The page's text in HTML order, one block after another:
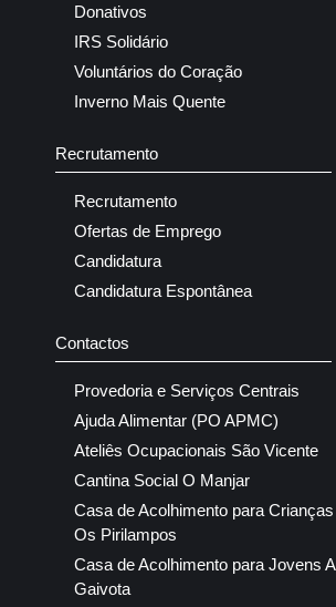
Donativos
IRS Solidário
Voluntários do Coração
Inverno Mais Quente
Recrutamento
Recrutamento
Ofertas de Emprego
Candidatura
Candidatura Espontânea
Contactos
Provedoria e Serviços Centrais
Ajuda Alimentar (PO APMC)
Ateliês Ocupacionais São Vicente
Cantina Social O Manjar
Casa de Acolhimento para Crianças
Os Pirilampos
Casa de Acolhimento para Jovens A
Gaivota